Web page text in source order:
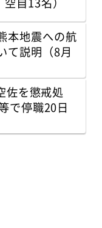
本地震への航
て説明（8月
佐を懲戒処
で停職20日